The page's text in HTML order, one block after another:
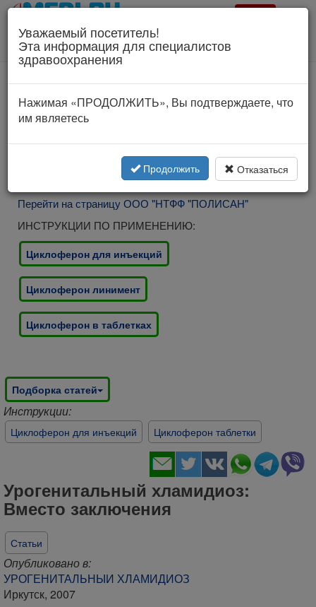
Для специалистов здравоохранения!
Соглашение об использовании
Уважаемый посетитель!
Эта информация для специалистов
здравоохранения
Нажимая «ПРОДОЛЖИТЬ», Вы подтверждаете, что
им являетесь
Продолжить Отказаться
www.polysan.ru
Перейти на страницу ООО "НТФФ "ПОЛИСАН"
ИНСТРУКЦИИ ПО ПРИМЕНЕНИЮ:
Циклоферон для инъекций
Циклоферон линимент
Циклоферон в таблетках
Подборка статей
Инструкции:
Циклоферон для инъекций Циклоферон таблетки
Урогенитальный хламидиоз:
Вместо заключения
Статьи
Опубликовано в:
УРОГЕНИТАЛЬНЫИ ХЛАМИДИОЗ
Иркутск, 2007